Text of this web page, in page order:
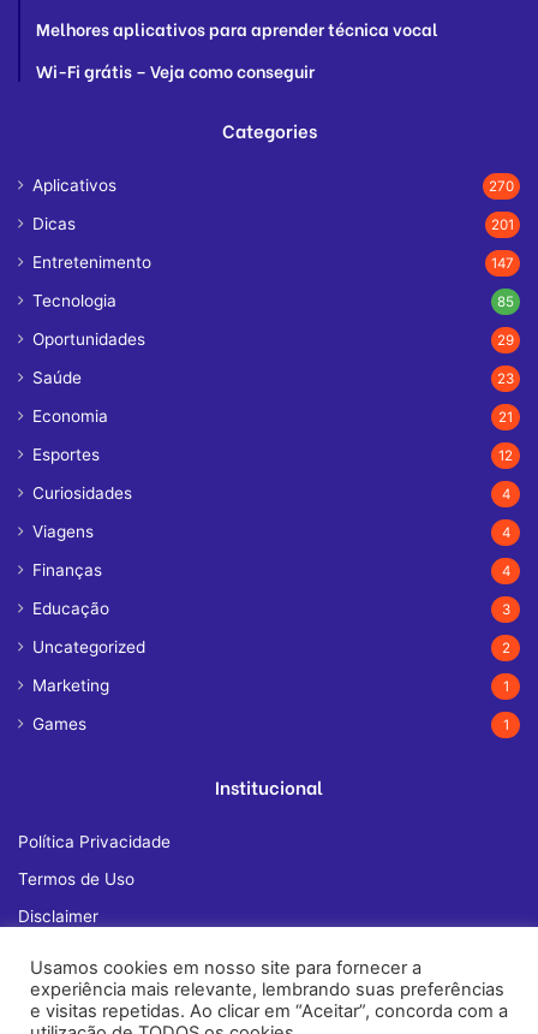
Melhores aplicativos para aprender técnica vocal
Wi-Fi grátis – Veja como conseguir
Categories
Aplicativos 270
Dicas 201
Entretenimento 147
Tecnologia 85
Oportunidades 29
Saúde 23
Economia 21
Esportes 12
Curiosidades 4
Viagens 4
Finanças 4
Educação 3
Uncategorized 2
Marketing 1
Games 1
Institucional
Política Privacidade
Termos de Uso
Disclaimer
Fale Conosco
Usamos cookies em nosso site para fornecer a
experiência mais relevante, lembrando suas preferências
e visitas repetidas. Ao clicar em “Aceitar”, concorda com a